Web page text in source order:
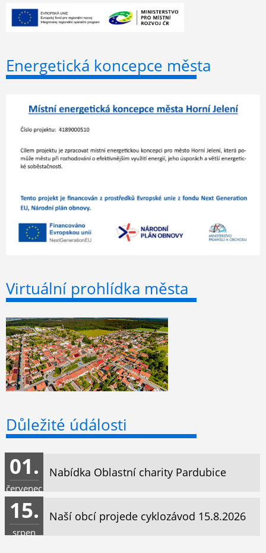
Energetická koncepce města
Virtuální prohlídka města
Důležité údálosti
Nabídka Oblastní charity Pardubice
01.
červenec
Naší obcí projede cyklozávod 15.8.2026
15.
srpen